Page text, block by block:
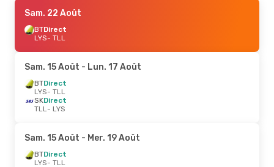
Sam. 22 Août
BTDirect
LYS- TLL
Sam. 15 Août - Lun. 17 Août
BTDirect
LYS- TLL
SKDirect
TLL- LYS
Sam. 15 Août - Mer. 19 Août
BTDirect
LYS- TLL